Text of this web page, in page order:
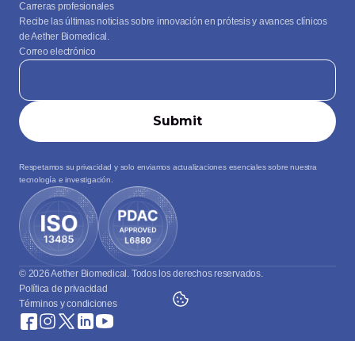
Carreras profesionales
Recibe las últimas noticias sobre innovación en prótesis y avances clínicos
de Aether Biomedical.
Correo electrónico
Respetamos su privacidad y solo enviamos actualizaciones esenciales sobre nuestra
tecnología e investigación.
© 2026 Aether Biomedical. Todos los derechos reservados.
Política de privacidad
Términos y condiciones